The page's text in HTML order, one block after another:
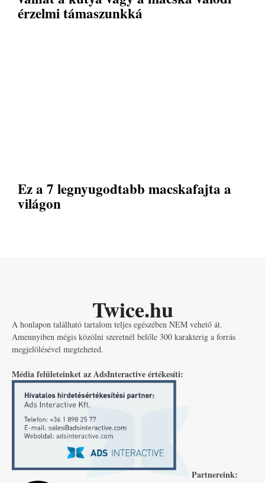
érzelmi támaszunkká
Ez a 7 legnyugodtabb macskafajta a
világon
Twice.hu
A honlapon található tartalom teljes egészében NEM vehető át.
Amennyiben mégis közölni szeretnél belőle 300 karakterig a forrás
megjelölésével megteheted.
Média felületeinket az AdsInteractive értékesíti:
Partnereink: